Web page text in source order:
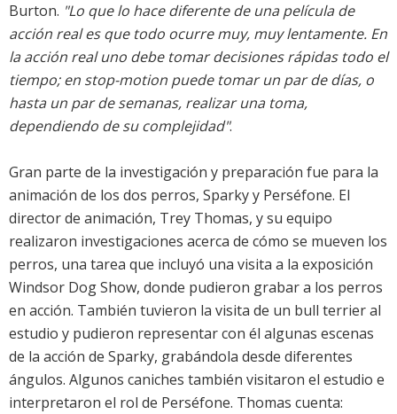
Burton. "Lo que lo hace diferente de una película de
acción real es que todo ocurre muy, muy lentamente. En
la acción real uno debe tomar decisiones rápidas todo el
tiempo; en stop-motion puede tomar un par de días, o
hasta un par de semanas, realizar una toma,
dependiendo de su complejidad".
Gran parte de la investigación y preparación fue para la
animación de los dos perros, Sparky y Perséfone. El
director de animación, Trey Thomas, y su equipo
realizaron investigaciones acerca de cómo se mueven los
perros, una tarea que incluyó una visita a la exposición
Windsor Dog Show, donde pudieron grabar a los perros
en acción. También tuvieron la visita de un bull terrier al
estudio y pudieron representar con él algunas escenas
de la acción de Sparky, grabándola desde diferentes
ángulos. Algunos caniches también visitaron el estudio e
interpretaron el rol de Perséfone. Thomas cuenta: